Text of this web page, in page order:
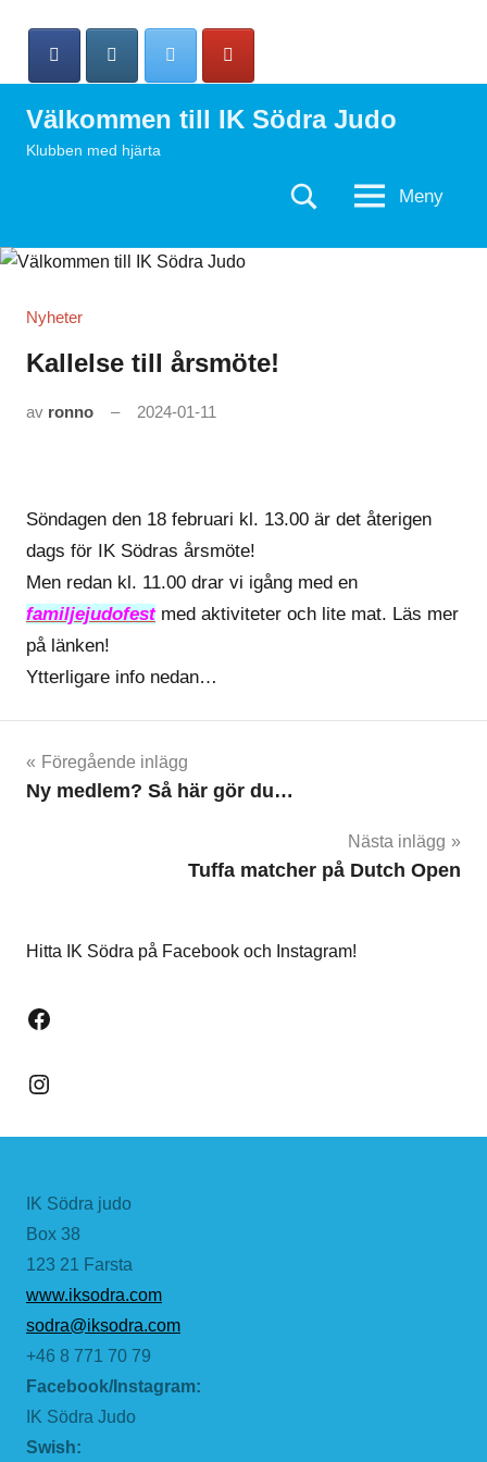
Välkommen till IK Södra Judo
Klubben med hjärta
Meny
Nyheter
Kallelse till årsmöte!
av ronno 2024-01-11
Söndagen den 18 februari kl. 13.00 är det återigen
dags för IK Södras årsmöte!
Men redan kl. 11.00 drar vi igång med en
familjejudofestmed aktiviteter och lite mat. Läs mer
på länken!
Ytterligare info nedan…
Inläggsnavigering
Föregående inlägg
Ny medlem? Så här gör du…
Nästa inlägg
Tuffa matcher på Dutch Open
Hitta IK Södra på Facebook och Instagram!
Facebook
Instagram
IK Södra judo
Box 38
123 21 Farsta
www.iksodra.com
sodra@iksodra.com
+46 8 771 70 79
Facebook/Instagram:
IK Södra Judo
Swish: